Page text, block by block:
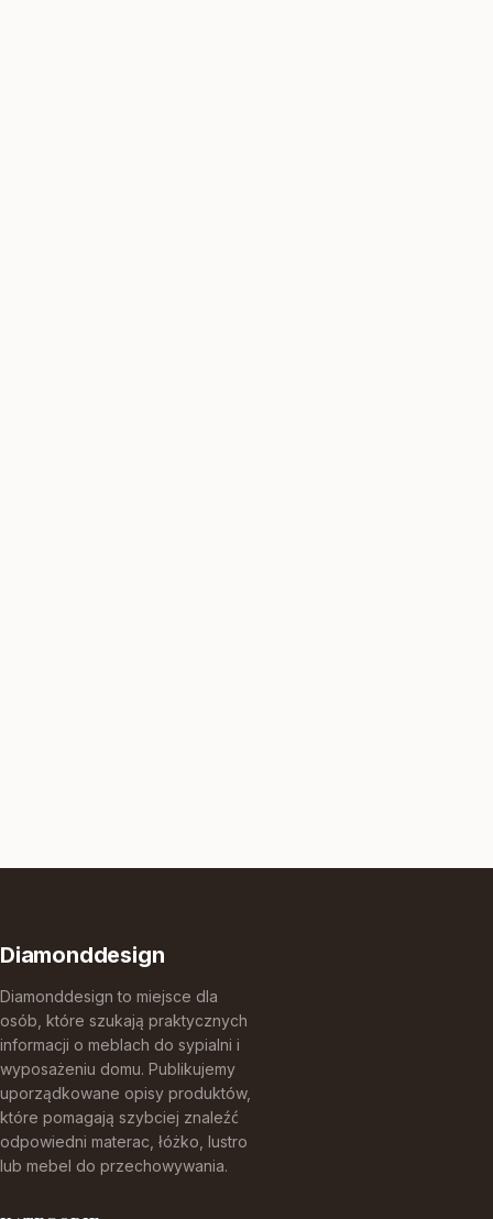
Diamonddesign
Diamonddesign to miejsce dla
osób, które szukają praktycznych
informacji o meblach do sypialni i
wyposażeniu domu. Publikujemy
uporządkowane opisy produktów,
które pomagają szybciej znaleźć
odpowiedni materac, łóżko, lustro
lub mebel do przechowywania.